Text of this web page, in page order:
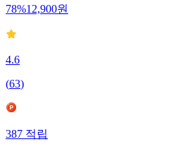
78%12,900원
4.6
(63)
387적립